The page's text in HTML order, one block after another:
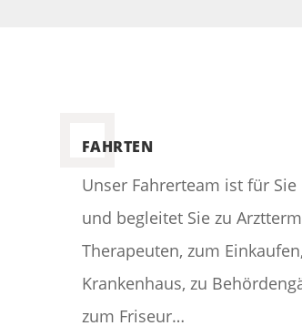
FAHRTEN
Unser Fahrerteam ist für Sie
und begleitet Sie zu
Therapeuten, zum
Krankenhaus, zu
zum Friseur…